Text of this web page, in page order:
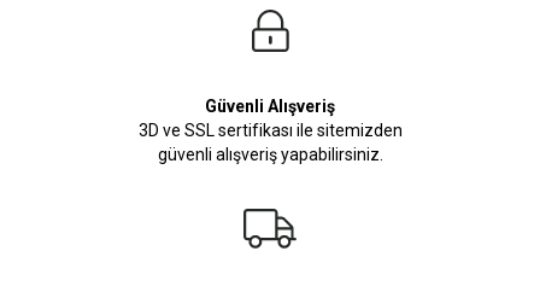
Güvenli Alışveriş
3D ve SSL sertifikası ile sitemizden
güvenli alışveriş yapabilirsiniz.